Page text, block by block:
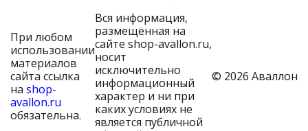
При любом
использовании
материалов
сайта ссылка
на shop-
avallon.ru
обязательна.
Вся информация,
размещённая на
сайте shop-avallon.ru,
носит
исключительно
информационный
характер и ни при
каких условиях не
является публичной
© 2026 Аваллон